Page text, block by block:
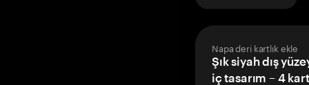
Napa deri kartlık ekle
Şık siyah dış
iç tasarım – 4